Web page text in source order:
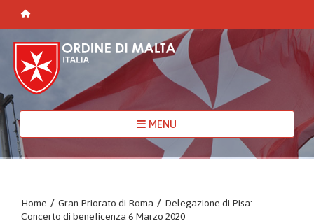
MENU
Home / Gran Priorato di Roma / Delegazione di Pisa:
Concerto di beneficenza 6 Marzo 2020